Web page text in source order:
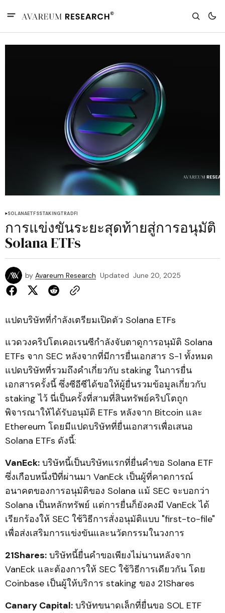
SOLANAETFSSTAKINGTRADFI
การแข่งขันระยะสุดท้ายสู่การอนุมัติ
Solana ETFs
by Avareum Research Updated June 20, 2025
แปดบริษัทที่กำลังเตรียมเปิดตัว Solana ETFs
แวดวงคริปโตเคอเรนซีกำลังจับตาดูการอนุมัติ Solana
ETFs จาก SEC หลังจากที่มีการยื่นเอกสาร S-1 ทั้งหมด
แปดบริษัทที่รวมถึงคำเกี่ยวกับ staking ในการยื่น
เอกสารครั้งนี้ ซึ่งซีอีซีได้ขอให้ผู้ยื่นรวมข้อมูลเกี่ยวกับ
staking ไว้ นี่เป็นครั้งที่สามที่สินทรัพย์คริปโตถูก
พิจารณาให้ได้รับอนุมัติ ETFs หลังจาก Bitcoin และ
Ethereum โดยมีแปดบริษัทที่ยื่นเอกสารเพื่อเสนอ
Solana ETFs ดังนี้:
VanEck: บริษัทนี้เป็นบริษัทแรกที่ยื่นคำขอ Solana ETF
ซึ่งเกือบหนึ่งปีที่ผ่านมา VanEck เป็นผู้ที่คาดการณ์
อนาคตของการอนุมัติของ Solana แม้ SEC จะบอกว่า
Solana เป็นหลักทรัพย์ แต่การยื่นก็ยังคงมี VanEck ได้
เรียกร้องให้ SEC ใช้วิธีการสั่งอนุมัติแบบ "first-to-file"
เพื่อส่งเสริมการแข่งขันและนวัตกรรมในวงการ
21Shares: บริษัทนี้ยื่นคำขอเพียงไม่นานหลังจาก
VanEck และต้องการให้ SEC ใช้วิธีการเดียวกัน โดย
Coinbase เป็นผู้ให้บริการ staking ของ 21Shares
Canary Capital: บริษัทขนาดเล็กที่ยื่นขอ SOL ETF